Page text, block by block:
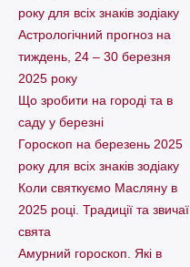
року для всіх знаків зодіаку
Астрологічний прогноз на
тиждень, 24 – 30 березня
2025 року
Що зробити на городі та в
саду у березні
Гороскоп на березень 2025
року для всіх знаків зодіаку
Коли святкуємо Масляну в
2025 році. Традиції та звичаї
свята
Амурний гороскоп. Які в